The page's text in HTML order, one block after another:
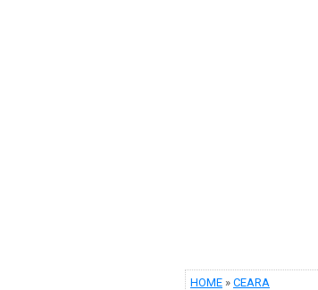
HOME » CEARA